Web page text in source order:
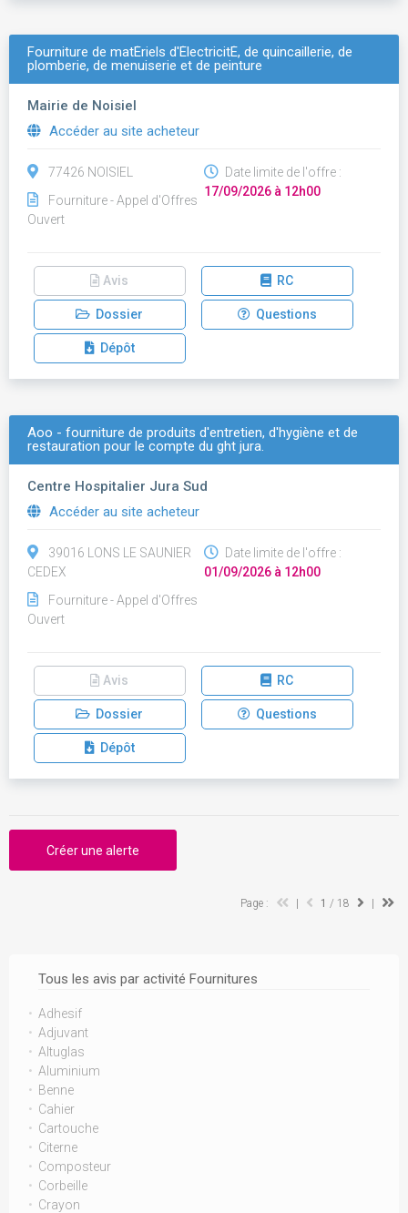
Tous les avis par activité Fournitures
Adhesif
Adjuvant
Altuglas
Aluminium
Benne
Cahier
Cartouche
Citerne
Composteur
Corbeille
Crayon
Fourniture de matÉriels d'ÉlectricitÉ, de quincaillerie, de
plomberie, de menuiserie et de peinture
Mairie de Noisiel
Accéder au site acheteur
77426 NOISIEL
Fourniture - Appel d'Offres
Ouvert
Date limite de l'offre :
17/09/2026 à 12h00
Avis RC
Dossier Questions
Dépôt
Aoo - fourniture de produits d'entretien, d'hygiène et de
restauration pour le compte du ght jura.
Centre Hospitalier Jura Sud
Accéder au site acheteur
39016 LONS LE SAUNIER
CEDEX
Fourniture - Appel d'Offres
Ouvert
Date limite de l'offre :
01/09/2026 à 12h00
Avis RC
Dossier Questions
Dépôt
Créer une alerte
Page : 1 / 18